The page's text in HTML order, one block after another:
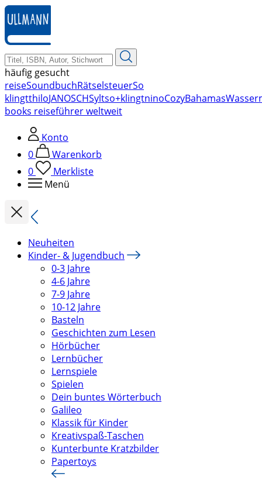
zum
Hauptinhalt
springen
häufig gesucht
reiseSoundbuchRätselsteuerSo
klingtthiloJANOSCHSyltso+klingtninoCozyBahamas
books reiseführer weltweit
Konto
0
Warenkorb
0
Merkliste
Menü
Neuheiten
Kinder- & Jugendbuch
0-3 Jahre
4-6 Jahre
7-9 Jahre
10-12 Jahre
Basteln
Geschichten zum Lesen
Hörbücher
Lernbücher
Lernspiele
Spielen
Dein buntes Wörterbuch
Galileo
Klassik für Kinder
Kreativspaß-Taschen
Kunterbunte Kratzbilder
Papertoys